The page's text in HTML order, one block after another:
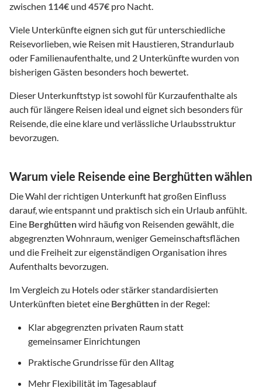
zwischen 114€ und 457€ pro Nacht.
Viele Unterkünfte eignen sich gut für unterschiedliche
Reisevorlieben, wie Reisen mit Haustieren, Strandurlaub
oder Familienaufenthalte, und 2 Unterkünfte wurden von
bisherigen Gästen besonders hoch bewertet.
Dieser Unterkunftstyp ist sowohl für Kurzaufenthalte als
auch für längere Reisen ideal und eignet sich besonders für
Reisende, die eine klare und verlässliche Urlaubsstruktur
bevorzugen.
Warum viele Reisende eine Berghütten wählen
Die Wahl der richtigen Unterkunft hat großen Einfluss
darauf, wie entspannt und praktisch sich ein Urlaub anfühlt.
Eine Berghüttenwird häufig von Reisenden gewählt, die
abgegrenzten Wohnraum, weniger Gemeinschaftsflächen
und die Freiheit zur eigenständigen Organisation ihres
Aufenthalts bevorzugen.
Im Vergleich zu Hotels oder stärker standardisierten
Unterkünften bietet eine Berghütten in der Regel:
Klar abgegrenzten privaten Raum statt
gemeinsamer Einrichtungen
Praktische Grundrisse für den Alltag
Mehr Flexibilität im Tagesablauf